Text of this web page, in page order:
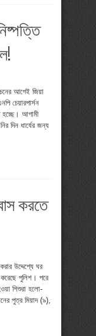
আগেই জিয়া
চেয়ারপার্সন
হচ্ছে। আগামী
দিন ধার্যের জন্য
করতে
উদ্দেশ্যে ঘর
পুলিশ। পরে
শিশুরা হলো-
পুত্র মিয়াদ (৯),